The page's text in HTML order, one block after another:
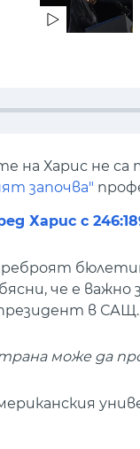
Харис не са
започва"
Харис с
че е
в САЩ.
може да